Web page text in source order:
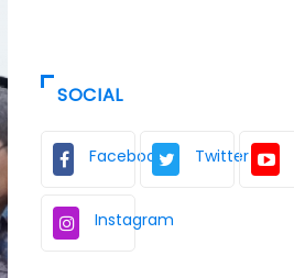
SOCIAL
Facebook Twitter
Instagram